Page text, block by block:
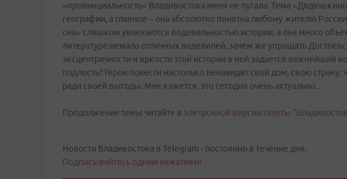
«провинциальность» Владивостока меня не пугала. Тема
географии, а главное – она абсолютно понятна любому жителю
сна» слишком увлекаются водевильностью истории, а она много
литературе немало отличных водевилей, зачем же упрощать
эксцентричности и яркости этой истории в ней задается важнейший
подлость? Герои повести настолько ненавидят свой дом, свою
ради своей выгоды. Мне кажется, это сегодня очень актуально…
Продолжение темы читайте в элетронной версии газеты
Новости Владивостока в Telegram - постоянно в течение дня.
Подписывайтесь одним нажатием!